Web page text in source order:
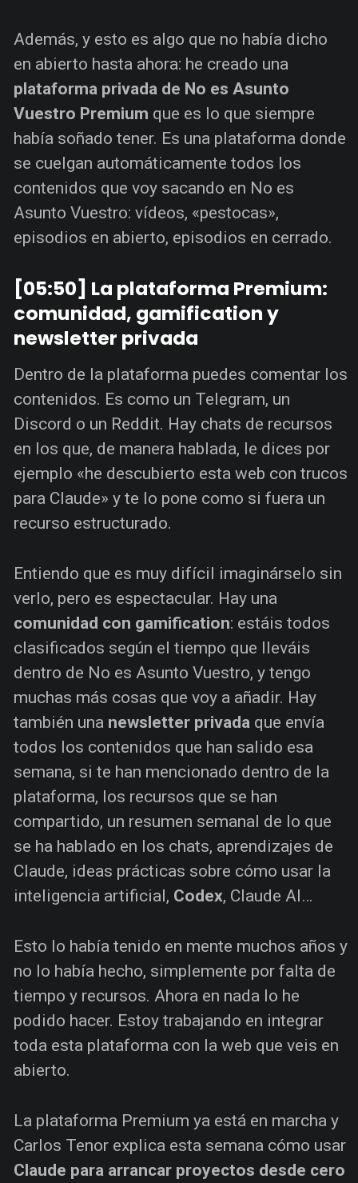
Además, y esto es algo que no había dicho
en abierto hasta ahora: he creado una
plataforma privada de No es Asunto
Vuestro Premium que es lo que siempre
había soñado tener. Es una plataforma donde
se cuelgan automáticamente todos los
contenidos que voy sacando en No es
Asunto Vuestro: vídeos, «pestocas»,
episodios en abierto, episodios en cerrado.
[05:50] La plataforma Premium:
comunidad, gamification y
newsletter privada
Dentro de la plataforma puedes comentar los
contenidos. Es como un Telegram, un
Discord o un Reddit. Hay chats de recursos
en los que, de manera hablada, le dices por
ejemplo «he descubierto esta web con trucos
para Claude» y te lo pone como si fuera un
recurso estructurado.
Entiendo que es muy difícil imaginárselo sin
verlo, pero es espectacular. Hay una
comunidad con gamification: estáis todos
clasificados según el tiempo que lleváis
dentro de No es Asunto Vuestro, y tengo
muchas más cosas que voy a añadir. Hay
también una newsletter privada que envía
todos los contenidos que han salido esa
semana, si te han mencionado dentro de la
plataforma, los recursos que se han
compartido, un resumen semanal de lo que
se ha hablado en los chats, aprendizajes de
Claude, ideas prácticas sobre cómo usar la
inteligencia artificial, Codex, Claude AI…
Esto lo había tenido en mente muchos años y
no lo había hecho, simplemente por falta de
tiempo y recursos. Ahora en nada lo he
podido hacer. Estoy trabajando en integrar
toda esta plataforma con la web que veis en
abierto.
La plataforma Premium ya está en marcha y
Carlos Tenor explica esta semana cómo usar
Claude para arrancar proyectos desde cero